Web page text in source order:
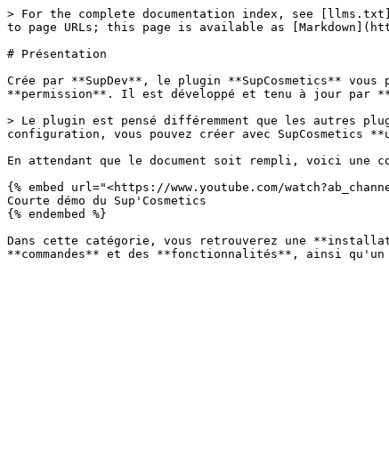
> For the complete documentation index, see
to page URLs; this page is available as
# Présentation
Crée par **SupDev**, le plugin **SupCosmetics**
**permission**. Il est développé et tenu à jour par
> Le plugin est pensé différemment que les autres
configuration, vous pouvez créer avec SupCosmetics
En attendant que le document soit rempli, voici une
{% embed url="<https://www.youtube.com/
Courte démo du Sup'Cosmetics
{% endembed %}
Dans cette catégorie, vous retrouverez une